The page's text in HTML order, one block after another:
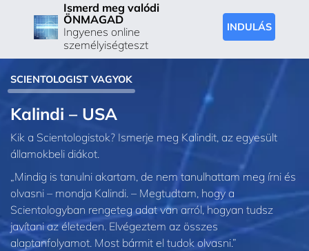
Ismerd meg valódi
ÖNMAGAD
Ingyenes online
személyiségteszt
INDULÁS
SCIENTOLOGIST VAGYOK
Kalindi – USA
Kik a Scientologistok? Ismerje meg Kalindit, az egyesült
államokbeli diákot.
„Mindig is tanulni akartam, de nem tanulhattam meg írni és
olvasni – mondja Kalindi. – Megtudtam, hogy a
Scientologyban rengeteg adat van arról, hogyan tudsz
javítani az életeden. Elvégeztem az összes
alaptanfolyamot. Most bármit el tudok olvasni.”